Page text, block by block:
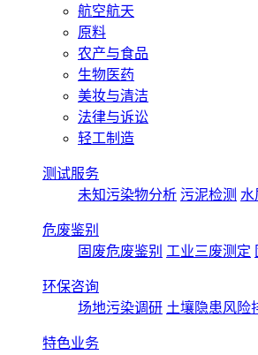
航空航天
原料
农产与食品
生物医药
美妆与清洁
法律与诉讼
轻工制造
测试服务
未知污染物分析 污泥检测 水
危废鉴别
固废危废鉴别 工业三废测定
环保咨询
场地污染调研 土壤隐患风险
特色业务